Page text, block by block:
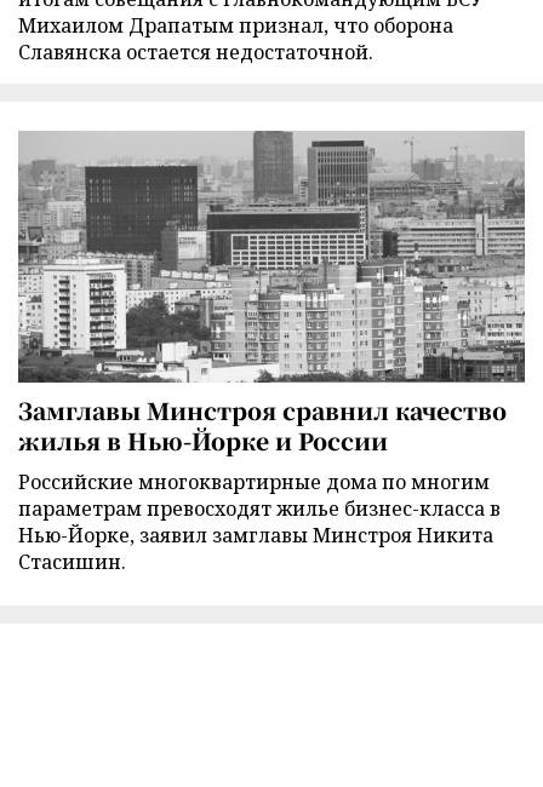
Михаилом Драпатым признал, что оборона
Славянска остается недостаточной.
Замглавы Минстроя сравнил качество
жилья в Нью-Йорке и России
Российские многоквартирные дома по многим
параметрам превосходят жилье бизнес-класса в
Нью-Йорке, заявил замглавы Минстроя Никита
Стасишин.